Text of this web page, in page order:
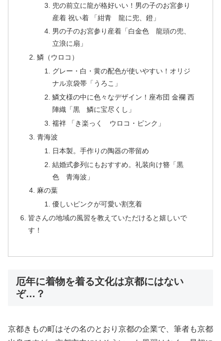
兜の前立に龍が格好いい！男の子のお宮参り
産着 祝い着 「紺青 龍に兜、鐙」
男の子のお宮参り産着「白金色 龍頭の兜、
立浪に扇」
鱗（ウロコ）
グレー・白・黄の配色が使いやすい！オリジ
ナル京袋帯「うろこ」
鱗文様の中に色々なデザイン！座布団 金襴 西
陣織「黒 鱗に宝尽くし」
襦袢 「き楽っく ウロコ・ピンク」
青海波
日本製。手作りの陶器の帯留め
結婚式参列にもおすすめ。礼装向け簪「黒
色 青海波」
麻の葉
優しいピンクが可愛い割烹着
皆さんの地域の風習を教えていただけると嬉しいで
す！
厄年に着物を着る文化は京都にはない
ぞ…？
京都きもの町はその名のとおり京都の企業で、筆者も京都